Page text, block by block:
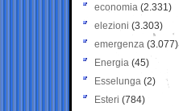
economia (2.331)
elezioni (3.303)
emergenza (3.077)
Energia (45)
Esselunga (2)
Esteri (784)